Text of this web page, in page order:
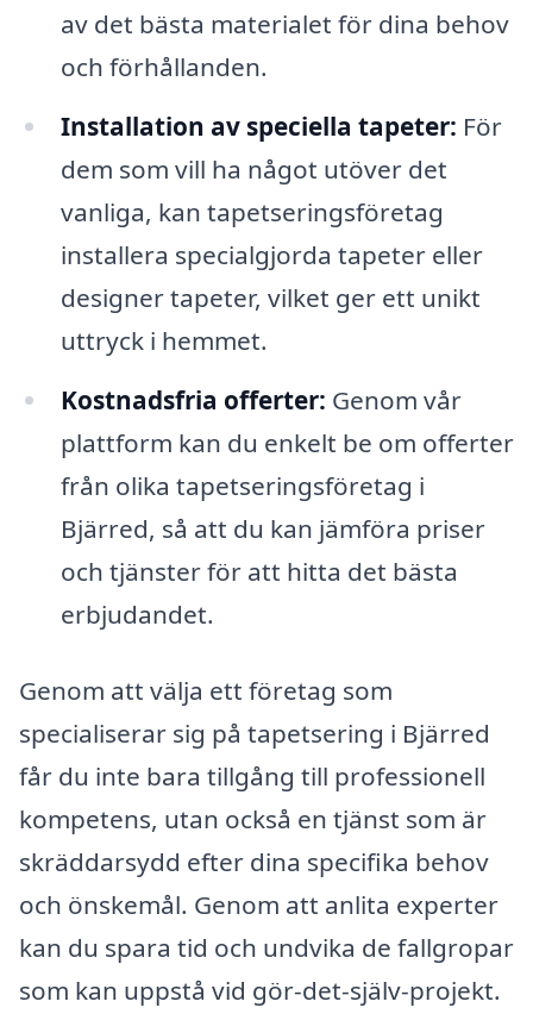
av det bästa materialet för dina behov
och förhållanden.
Installation av speciella tapeter: För
dem som vill ha något utöver det
vanliga, kan tapetseringsföretag
installera specialgjorda tapeter eller
designer tapeter, vilket ger ett unikt
uttryck i hemmet.
Kostnadsfria offerter: Genom vår
plattform kan du enkelt be om offerter
från olika tapetseringsföretag i
Bjärred, så att du kan jämföra priser
och tjänster för att hitta det bästa
erbjudandet.
Genom att välja ett företag som
specialiserar sig på tapetsering i Bjärred
får du inte bara tillgång till professionell
kompetens, utan också en tjänst som är
skräddarsydd efter dina specifika behov
och önskemål. Genom att anlita experter
kan du spara tid och undvika de fallgropar
som kan uppstå vid gör-det-själv-projekt.